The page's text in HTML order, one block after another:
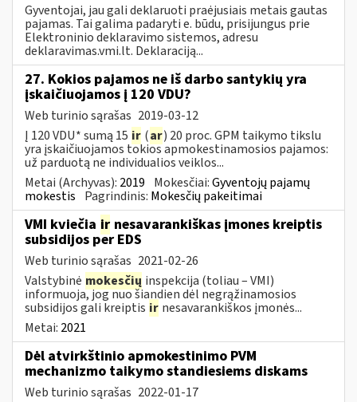
Gyventojai, jau gali deklaruoti praėjusiais metais gautas
pajamas. Tai galima padaryti e. būdu, prisijungus prie
Elektroninio deklaravimo sistemos, adresu
deklaravimas.vmi.lt. Deklaraciją...
27. Kokios pajamos ne iš darbo santykių yra
įskaičiuojamos į 120 VDU?
Web turinio sąrašas 2019-03-12
Į 120 VDU* sumą 15 ir (ar) 20 proc. GPM taikymo tikslu
yra įskaičiuojamos tokios apmokestinamosios pajamos:
už parduotą ne individualios veiklos...
Metai (Archyvas): 2019 Mokesčiai:Gyventojų pajamų
mokestis Pagrindinis: Mokesčių pakeitimai
VMI kviečia ir nesavarankiškas įmones kreiptis
subsidijos per EDS
Web turinio sąrašas 2021-02-26
Valstybinė mokesčių inspekcija (toliau – VMI)
informuoja, jog nuo šiandien dėl negrąžinamosios
subsidijos gali kreiptis ir nesavarankiškos įmonės...
Metai: 2021
Dėl atvirkštinio apmokestinimo PVM
mechanizmo taikymo standiesiems diskams
Web turinio sąrašas 2022-01-17